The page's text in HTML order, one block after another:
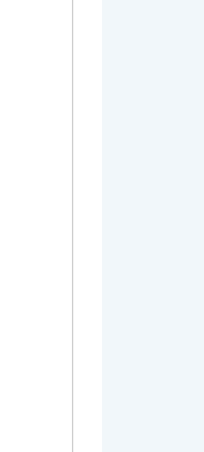
今回は医
C#を用
チームで